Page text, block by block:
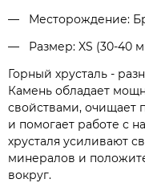
Месторождение:
Размер: XS (30-40
Горный хрусталь -
Камень обладает
свойствами, очищает
и помогает работе с
хрусталя усиливают
минералов и
вокруг.